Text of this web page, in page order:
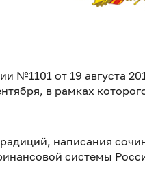
№1101 от 19 августа
в рамках
написания
системы